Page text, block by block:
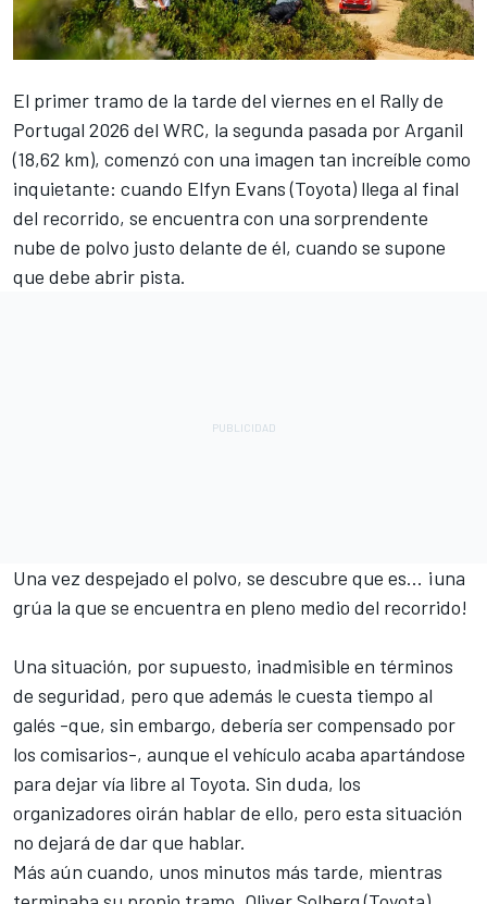
El primer tramo de la tarde del viernes en el Rally de
Portugal 2026 del WRC, la segunda pasada por Arganil
(18,62 km), comenzó con una imagen tan increíble como
inquietante: cuando Elfyn Evans(Toyota) llega al final
del recorrido, se encuentra con una sorprendente
nube de polvo justo delante de él, cuando se supone
que debe abrir pista.
Una vez despejado el polvo, se descubre que es... ¡una
grúa la que se encuentra en pleno medio del recorrido!
Una situación, por supuesto, inadmisible en términos
de seguridad, pero que además le cuesta tiempo al
galés -que, sin embargo, debería ser compensado por
los comisarios-, aunque el vehículo acaba apartándose
para dejar vía libre al Toyota. Sin duda, los
organizadores oirán hablar de ello, pero esta situación
no dejará de dar que hablar.
Más aún cuando, unos minutos más tarde, mientras